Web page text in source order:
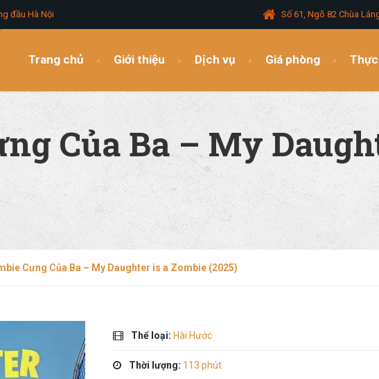
đầu Hà Nội Số 61, Ngõ 82 Chùa
Trang chủ Giới thiệu Dịch vụ Giá phòng
Của Ba – My
Cưng Của Ba – My Daughter is a Zombie (2025)
Thể loại: Hài Hước
Thời lượng: 113 phút